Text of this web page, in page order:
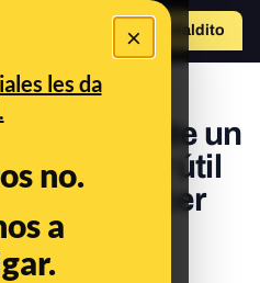
×
les da
no.
a
Hazte Maldito
2G durante un
puede ser útil
y hacer